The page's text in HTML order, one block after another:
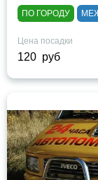
ПО ГОРОДУ
Цена посадки
120 руб